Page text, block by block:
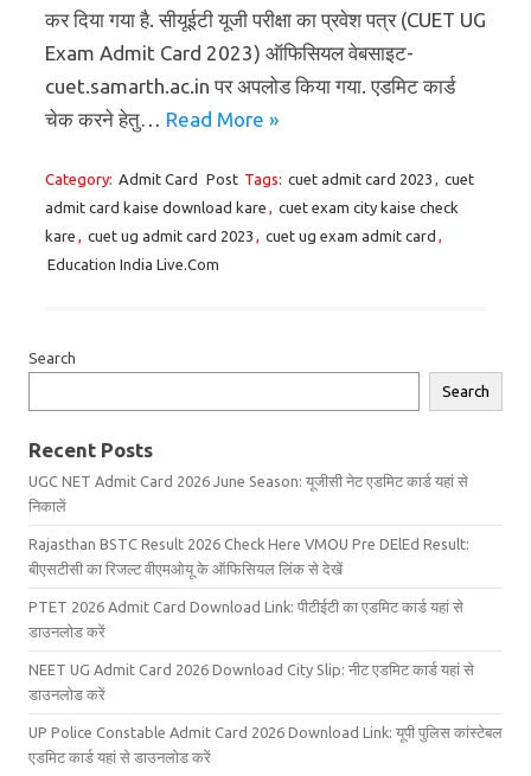
कर दिया गया है. सीयूईटी यूजी परीक्षा का प्रवेश पत्र (CUET UG
Exam Admit Card 2023) ऑफिसियल वेबसाइट-
cuet.samarth.ac.in पर अपलोड किया गया. एडमिट कार्ड
चेक करने हेतु… Read More »
Category: Admit Card Post Tags: cuet admit card 2023 , cuet
admit card kaise download kare , cuet exam city kaise check
kare , cuet ug admit card 2023 , cuet ug exam admit card ,
Education India Live.Com
Search
Search
Recent Posts
UGC NET Admit Card 2026 June Season: यूजीसी नेट एडमिट कार्ड यहां से
निकालें
Rajasthan BSTC Result 2026 Check Here VMOU Pre DElEd Result:
बीएसटीसी का रिजल्ट वीएमओयू के ऑफिसियल लिंक से देखें
PTET 2026 Admit Card Download Link: पीटीईटी का एडमिट कार्ड यहां से
डाउनलोड करें
NEET UG Admit Card 2026 Download City Slip: नीट एडमिट कार्ड यहां से
डाउनलोड करें
UP Police Constable Admit Card 2026 Download Link: यूपी पुलिस कांस्टेबल
एडमिट कार्ड यहां से डाउनलोड करें